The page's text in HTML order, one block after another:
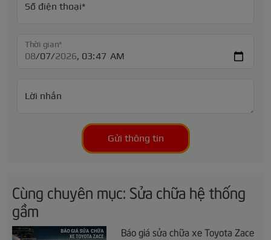
Số điện thoại*
Thời gian*
Lời nhắn
Gửi thông tin
Cùng chuyên mục: Sửa chữa hệ thống
gầm
Báo giá sửa chữa xe Toyota Zace